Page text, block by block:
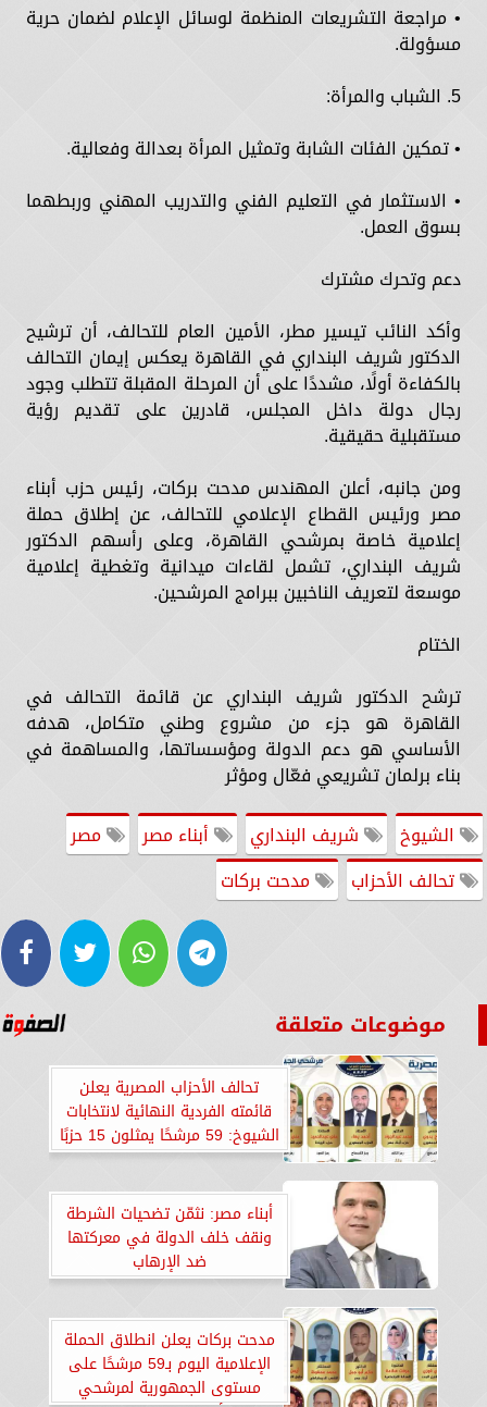
• مراجعة التشريعات المنظمة لوسائل الإعلام لضمان حرية
مسؤولة.
5. الشباب والمرأة:
• تمكين الفئات الشابة وتمثيل المرأة بعدالة وفعالية.
• الاستثمار في التعليم الفني والتدريب المهني وربطهما
بسوق العمل.
دعم وتحرك مشترك
وأكد النائب تيسير مطر، الأمين العام للتحالف، أن ترشيح
الدكتور شريف البنداري في القاهرة يعكس إيمان التحالف
بالكفاءة أولًا، مشددًا على أن المرحلة المقبلة تتطلب وجود
رجال دولة داخل المجلس، قادرين على تقديم رؤية
مستقبلية حقيقية.
ومن جانبه، أعلن المهندس مدحت بركات، رئيس حزب أبناء
مصر ورئيس القطاع الإعلامي للتحالف، عن إطلاق حملة
إعلامية خاصة بمرشحي القاهرة، وعلى رأسهم الدكتور
شريف البنداري، تشمل لقاءات ميدانية وتغطية إعلامية
موسعة لتعريف الناخبين ببرامج المرشحين.
الختام
ترشح الدكتور شريف البنداري عن قائمة التحالف في
القاهرة هو جزء من مشروع وطني متكامل، هدفه
الأساسي هو دعم الدولة ومؤسساتها، والمساهمة في
بناء برلمان تشريعي فعّال ومؤثر
الشيوخ
شريف البنداري أبناء مصر
مصر
تحالف الأحزاب
مدحت بركات
موضوعات متعلقة
تحالف الأحزاب المصرية يعلن
قائمته الفردية النهائية لانتخابات
الشيوخ: 59 مرشحًا يمثلون 15 حزبًا
بعد التنازلات
أبناء مصر: نثمّن تضحيات الشرطة
ونقف خلف الدولة في معركتها
ضد الإرهاب
مدحت بركات يعلن انطلاق الحملة
الإعلامية اليوم بـ59 مرشحًا على
مستوى الجمهورية لمرشحي